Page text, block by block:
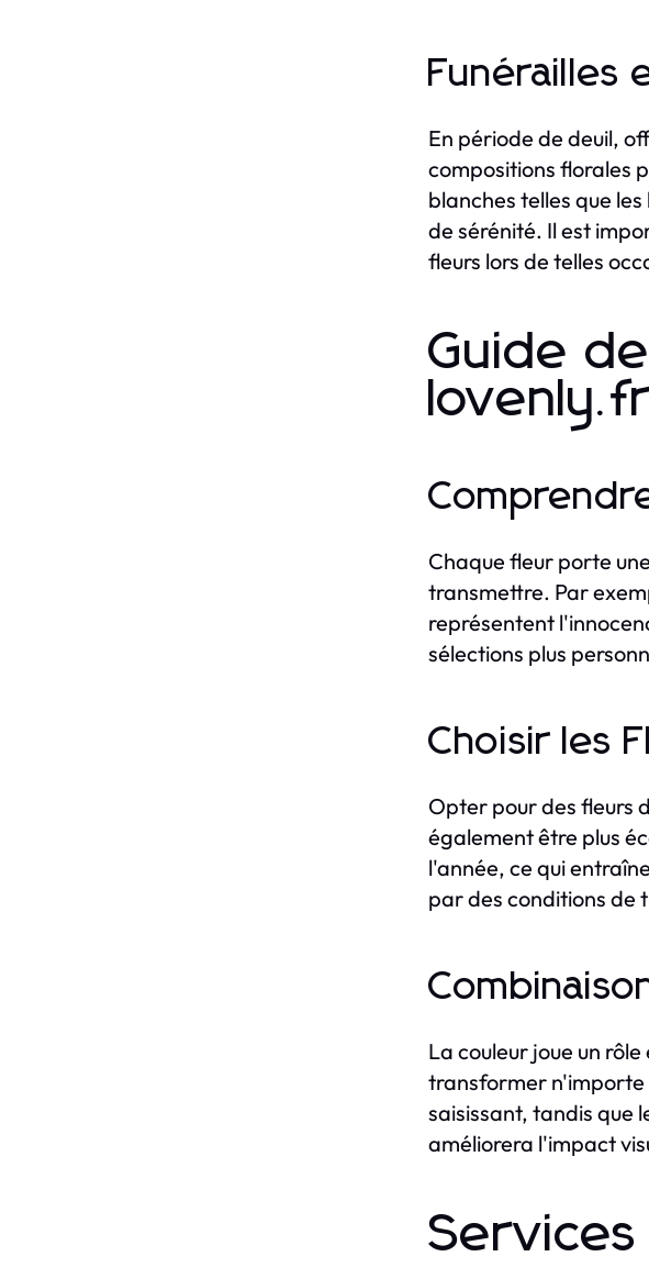
Funérailles
En période de deuil,
compositions florales
blanches telles que
de sérénité. Il est
fleurs lors de telles
Guide
Chaque fleur porte
transmettre. Par
représentent
sélections plus
Choisir les
Opter pour des fleurs
également être plus
l'année, ce qui
par des conditions de
La couleur joue un
transformer n'importe
saisissant, tandis que
améliorera l'impact